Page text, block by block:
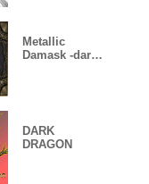
Metallic
Damask -dark
DARK
DRAGON